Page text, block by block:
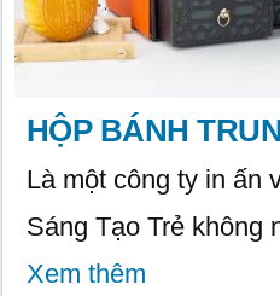
HỘP BÁNH
Là một công ty in ấn
Sáng Tạo Trẻ
Xem thêm